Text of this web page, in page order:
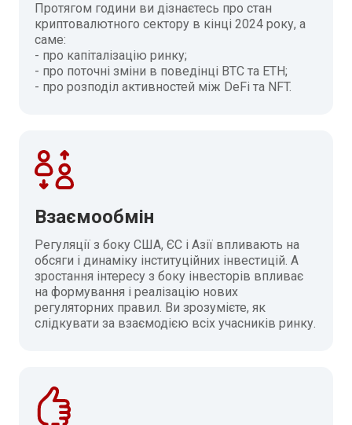
Протягом години ви дізнаєтесь про стан
криптовалютного сектору в кінці 2024 року, а
саме:
- про капіталізацію ринку;
- про поточні зміни в поведінці BTC та ETH;
- про розподіл активностей між DeFi та NFT.
Взаємообмін
Регуляції з боку США, ЄС і Азії впливають на
обсяги і динаміку інституційних інвестицій. А
зростання інтересу з боку інвесторів впливає
на формування і реалізацію нових
регуляторних правил. Ви зрозумієте, як
слідкувати за взаємодією всіх учасників ринку.